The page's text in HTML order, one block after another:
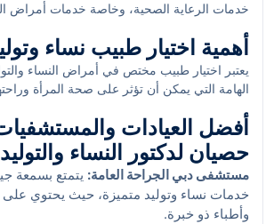
خدمات الرعاية الصحية، وخاصة خدمات أمراض
الصحية، مما يجعلها مكاناً مفضلاً للبحث عن
أمراض النساء والتوليد في حصيان دبي.
أهمية اختيار طبيب نساء
يعتبر اختيار طبيب مختص في أمراض النساء
الهامة التي يمكن أن تؤثر على صحة المرأة
على الرغم من توفر العديد من الأطباء، فإن
والمهارات التي يتوجب أن يتحلى بها الطبيب
القرار الصائب.
أفضل العيادات
حصيان لدكتور النساء والتوليد
مستشفى دبي الجراحة العامة: يتمتع بسمعة
خدمات نساء وتوليد متميزة، حيث يحتوي على
وأطباء ذو خبرة.